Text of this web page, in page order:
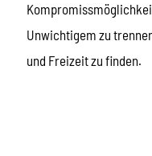
Unwichtigem zu
und Freizeit zu finden.